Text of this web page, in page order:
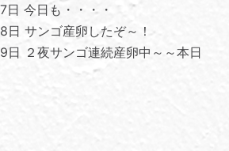
日 今日も・・・・
日 サンゴ産卵したぞ～！
日 ２夜サンゴ連続産卵中～～本日